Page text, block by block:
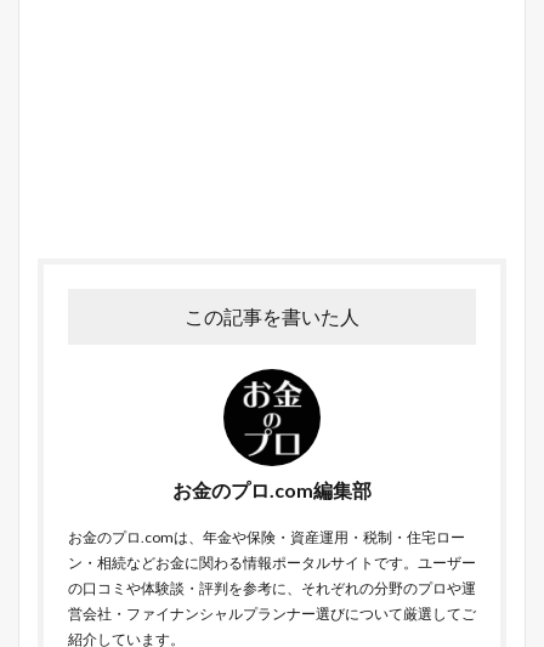
この記事を書いた人
お金のプロ.com編集部
お金のプロ.comは、年金や保険・資産運用・税制・住宅ロー
ン・相続などお金に関わる情報ポータルサイトです。ユーザー
の口コミや体験談・評判を参考に、それぞれの分野のプロや運
営会社・ファイナンシャルプランナー選びについて厳選してご
紹介しています。